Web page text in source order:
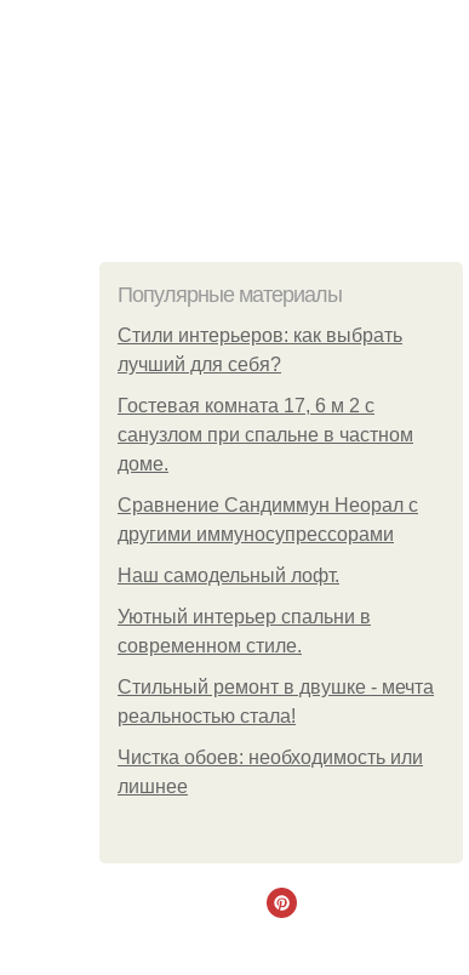
Популярные материалы
Стили интерьеров: как выбрать
лучший для себя?
Гостевая комната 17, 6 м 2 с
санузлом при спальне в частном
доме.
Сравнение Сандиммун Неорал с
другими иммуносупрессорами
Наш самодельный лофт.
Уютный интерьер спальни в
современном стиле.
Стильный ремонт в двушке - мечта
реальностью стала!
Чистка обоев: необходимость или
лишнее